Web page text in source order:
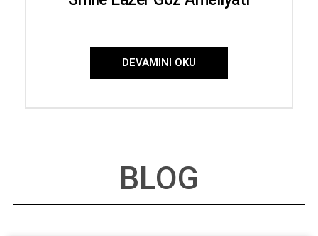
DEVAMINI OKU
BLOG